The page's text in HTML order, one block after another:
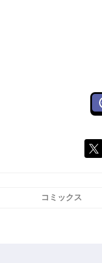
コミックス